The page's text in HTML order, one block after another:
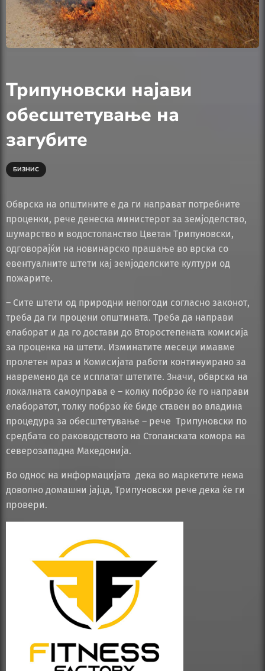
Трипуновски најави
обесштетување на
загубите
БИЗНИС
Обврска на општините е да ги направат потребните
проценки, рече денеска министерот за земјоделство,
шумарство и водостопанство Цветан Трипуновски,
одговорајќи на новинарско прашање во врска со
евентуалните штети кај земјоделските култури од
пожарите.
– Сите штети од природни непогоди согласно законот,
треба да ги процени општината. Треба да направи
елаборат и да го достави до Второстепената комисија
за проценка на штети. Изминатите месеци имавме
пролетен мраз и Комисијата работи континуирано за
навремено да се исплатат штетите. Значи, обврска на
локалната самоуправа е – колку побрзо ќе го направи
елаборатот, толку побрзо ќе биде ставен во владина
процедура за обесштетување – рече Трипуновски по
средбата со раководството на Стопанската комора на
северозападна Македонија.
Во однос на информацијата дека во маркетите нема
доволно домашни јајца, Трипуновски рече дека ќе ги
провери.